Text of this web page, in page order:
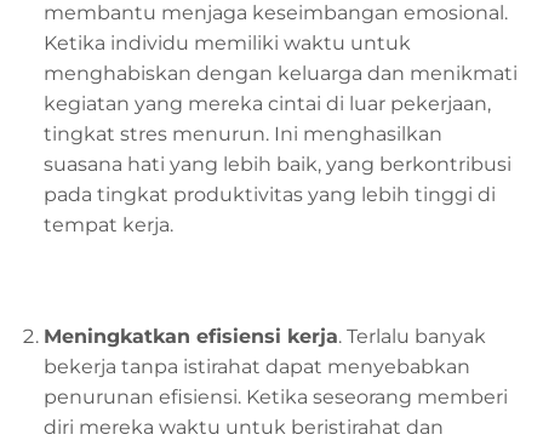
membantu menjaga keseimbangan emosional.
Ketika individu memiliki waktu untuk
menghabiskan dengan keluarga dan menikmati
kegiatan yang mereka cintai di luar pekerjaan,
tingkat stres menurun. Ini menghasilkan
suasana hati yang lebih baik, yang berkontribusi
pada tingkat produktivitas yang lebih tinggi di
tempat kerja.
Meningkatkan efisiensi kerja. Terlalu banyak
bekerja tanpa istirahat dapat menyebabkan
penurunan efisiensi. Ketika seseorang memberi
diri mereka waktu untuk beristirahat dan